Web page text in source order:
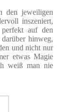
den jeweiligen
inszeniert,
auf den
hinweg,
und nicht nur
etwas Magie
weiß man nie